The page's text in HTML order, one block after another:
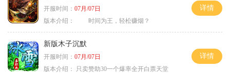
开服时间： 07月/07日
版本介绍：
时间为王，轻松赚烟？
详情
新版木子沉默
开服时间： 07月/07日
版本介绍：
只卖赞助30一个爆率全开白票天堂
详情